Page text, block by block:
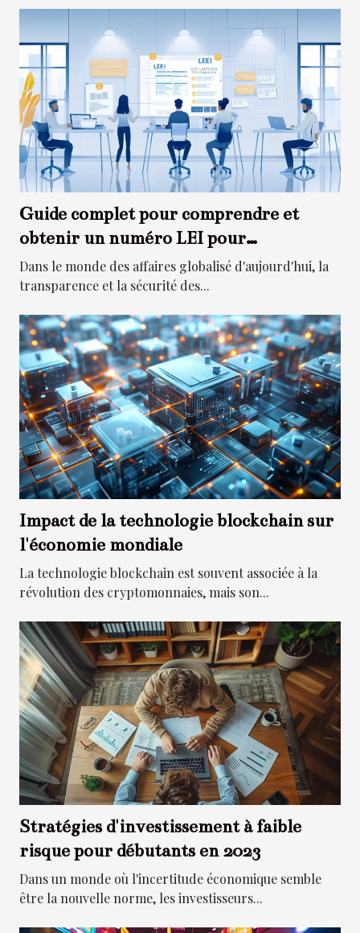
Guide complet pour comprendre et
obtenir un numéro LEI pour
entreprises
Dans le monde des affaires globalisé d'aujourd'hui, la
transparence et la sécurité des...
Impact de la technologie blockchain sur
l'économie mondiale
La technologie blockchain est souvent associée à la
révolution des cryptomonnaies, mais son...
Stratégies d'investissement à faible
risque pour débutants en 2023
Dans un monde où l'incertitude économique semble
être la nouvelle norme, les investisseurs...